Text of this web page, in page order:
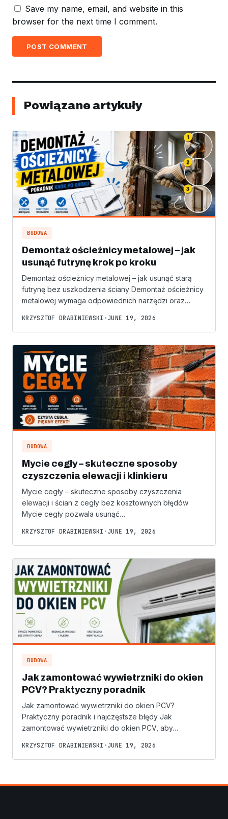
Save my name, email, and website in this
browser for the next time I comment.
POST COMMENT
Powiązane artykuły
BUDOWA
Demontaż ościeżnicy metalowej – jak
usunąć futrynę krok po kroku
Demontaż ościeżnicy metalowej – jak usunąć starą
futrynę bez uszkodzenia ściany Demontaż ościeżnicy
metalowej wymaga odpowiednich narzędzi oraz…
KRZYSZTOF DRABINIEWSKI • JUNE 19, 2026
BUDOWA
Mycie cegły – skuteczne sposoby
czyszczenia elewacji i klinkieru
Mycie cegły – skuteczne sposoby czyszczenia
elewacji i ścian z cegły bez kosztownych błędów
Mycie cegły pozwala usunąć…
KRZYSZTOF DRABINIEWSKI • JUNE 19, 2026
BUDOWA
Jak zamontować wywietrzniki do okien
PCV? Praktyczny poradnik
Jak zamontować wywietrzniki do okien PCV?
Praktyczny poradnik i najczęstsze błędy Jak
zamontować wywietrzniki do okien PCV, aby…
KRZYSZTOF DRABINIEWSKI • JUNE 19, 2026